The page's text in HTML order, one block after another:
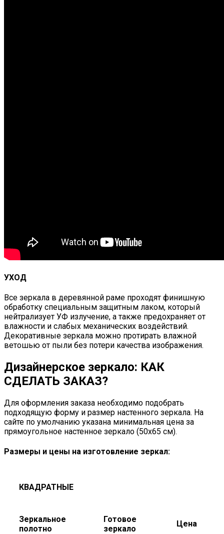
УХОД
Все зеркала в деревянной раме проходят финишную
обработку специальным защитным лаком, который
нейтрализует УФ излучение, а также предохраняет от
влажности и слабых механических воздействий.
Декоративные зеркала можно протирать влажной
ветошью от пыли без потери качества изображения.
Дизайнерское зеркало: КАК
СДЕЛАТЬ ЗАКАЗ?
Для оформления заказа необходимо подобрать
подходящую форму и размер настенного зеркала. На
сайте по умолчанию указана минимальная цена за
прямоугольное настенное зеркало (50х65 см).
Размеры и цены на изготовление зеркал:
КВАДРАТНЫЕ
Зеркальное
полотно
Готовое
зеркало
Цена